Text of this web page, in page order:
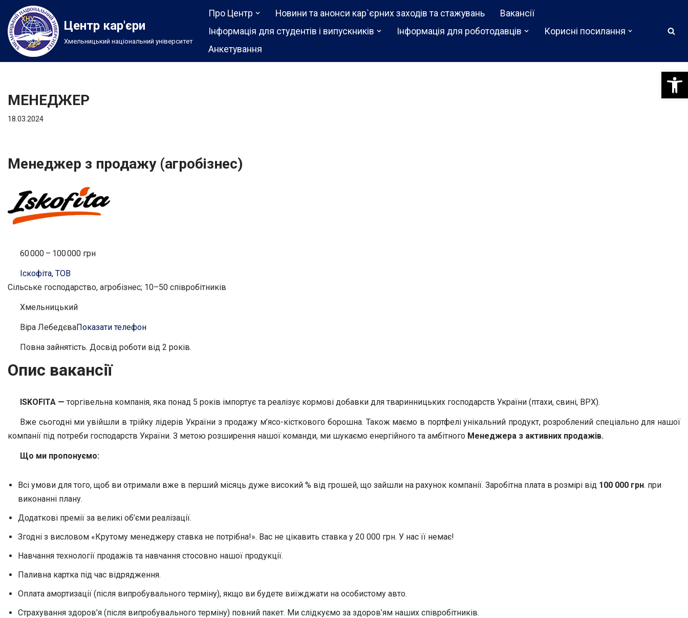
Перейти
до
вмісту
Центр кар'єри
Хмельницький національний університет
Про Центр Новини та анонси кар`єрних заходів та стажувань
Вакансії
Інформація для студентів і випускників
Інформація для роботодавців
Корисні посилання
Анкетування
МЕНЕДЖЕР
18.03.2024
Менеджер з продажу (агробізнес)
60 000 – 100 000 грн
Іскофіта, ТОВ
Сільське господарство, агробізнес; 10–50 співробітників
Хмельницький
Віра ЛебедєваПоказати телефон
Повна зайнятість. Досвід роботи від 2 років.
Опис вакансії
ISKOFITA — торгівельна компанія, яка понад 5 років імпортує та реалізує кормові добавки для тваринницьких господарств України (птахи, свині, ВРХ).
Вже сьогодні ми увійшли в трійку лідерів України з продажу м’ясо-кісткового борошна. Також маємо в портфелі унікальний продукт, розроблений спеціально для нашої
компанії під потреби господарств України. З метою розширення нашої команди, ми шукаємо енергійного та амбітного Менеджера з активних продажів.
Що ми пропонуємо:
Всі умови для того, щоб ви отримали вже в перший місяць дуже високий % від грошей, що зайшли на рахунок компанії. Заробітна плата в розмірі від 100 000 грн. при
виконанні плану.
Додаткові премії за великі об’єми реалізації.
Згодні з висловом «Крутому менеджеру ставка не потрібна!». Вас не цікавить ставка у 20 000 грн. У нас її немає!
Навчання технології продажів та навчання стосовно нашої продукції.
Паливна картка під час відрядження.
Оплата амортизації (після випробувального терміну), якщо ви будете виїжджати на особистому авто.
Страхування здоров’я (після випробувального терміну) повний пакет. Ми слідкуємо за здоров’ям наших співробітників.